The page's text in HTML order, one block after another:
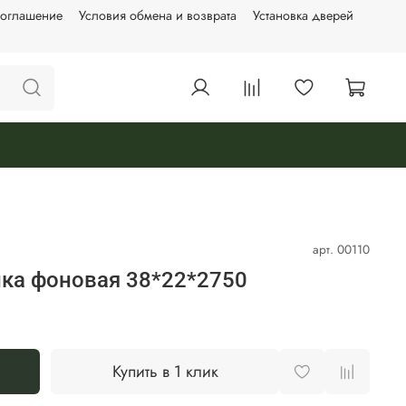
Условия обмена и возврата Установка дверей
арт. 00110
фоновая 38*22*2750
Купить в 1 клик